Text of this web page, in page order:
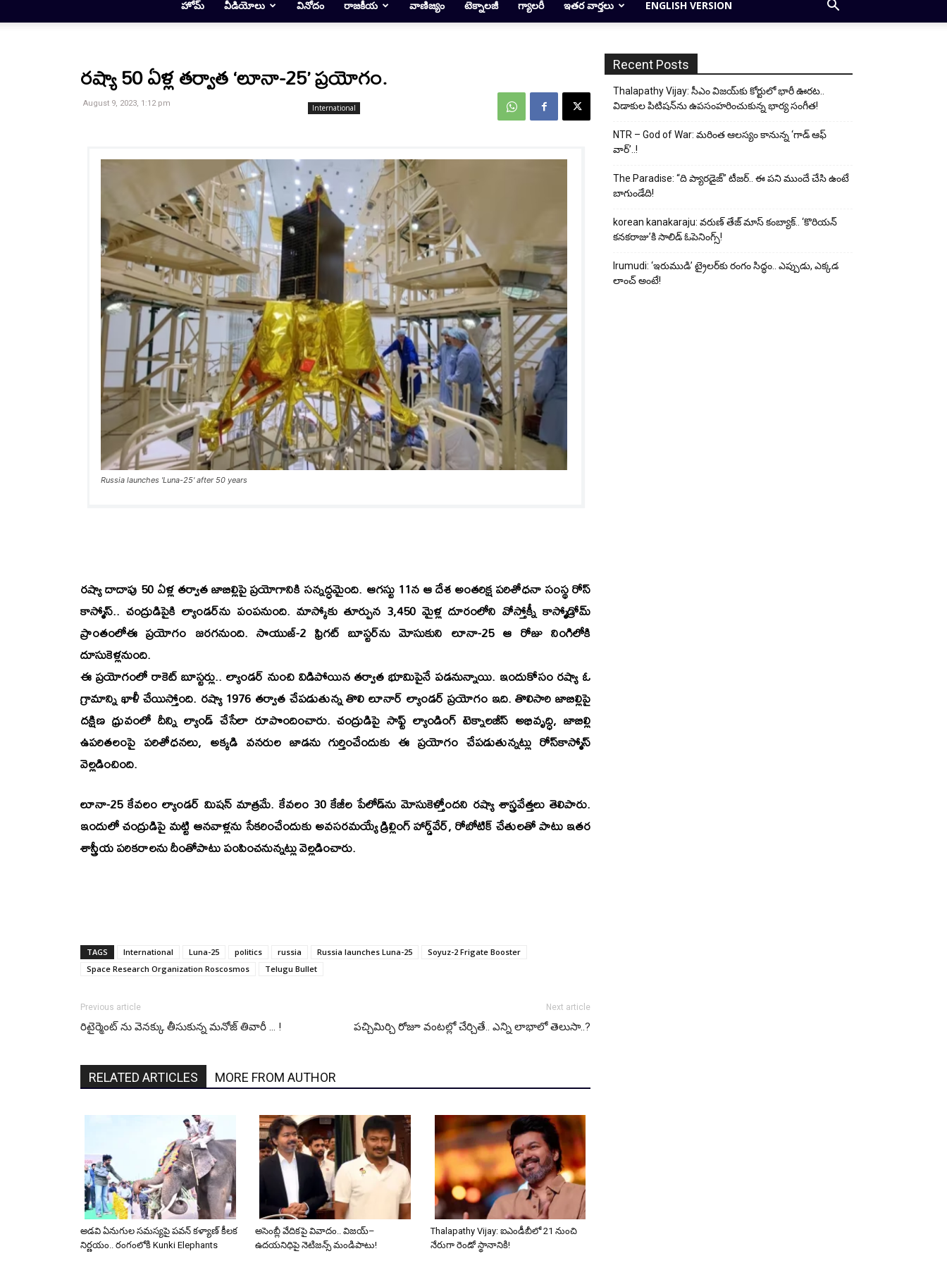
హోమ్ వీడియోలు వినోదం రాజకీయ వాణిజ్యం టెక్నాలజీ గ్యాలరీ ఇతర వార్తలు ENGLISH VERSION
International
రష్యా 50 ఏళ్ల తర్వాత ‘లూనా-25’ ప్రయోగం.
August 9, 2023, 1:12 pm
Russia launches 'Luna-25' after 50 years
రష్యా దాదాపు 50 ఏళ్ల తర్వాత జాబిల్లిపై ప్రయోగానికి సన్నద్ధమైంది. ఆగస్టు 11న ఆ దేశ అంతరిక్ష పరిశోధనా సంస్థ రోస్‌
కాస్మోస్‌.. చంద్రుడిపైకి ల్యాండర్‌ను పంపనుంది. మాస్కోకు తూర్పున 3,450 మైళ్ల దూరంలోని వోస్తోక్నీ కాస్మోడ్రోమ్‌
ప్రాంతంలోఈ ప్రయోగం జరగనుంది. సొయుజ్‌-2 ఫ్రిగట్‌ బూస్టర్‌ను మోసుకుని లూనా-25 ఆ రోజు నింగిలోకి
దూసుకెళ్లనుంది.
ఈ ప్రయోగంలో రాకెట్‌ బూస్టర్లు.. ల్యాండర్‌ నుంచి విడిపోయిన తర్వాత భూమిపైనే పడనున్నాయి. ఇందుకోసం రష్యా ఓ
గ్రామాన్ని ఖాళీ చేయిస్తోంది. రష్యా 1976 తర్వాత చేపడుతున్న తొలి లూనార్‌ ల్యాండర్‌ ప్రయోగం ఇది. తొలిసారి జాబిల్లిపై
దక్షిణ ధ్రువంలో దీన్ని ల్యాండ్‌ చేసేలా రూపొందించారు. చంద్రుడిపై సాఫ్ట్‌ ల్యాండింగ్‌ టెక్నాలజీస్‌ అభివృద్ధి, జాబిల్లి
ఉపరితలంపై పరిశోధనలు, అక్కడి వనరుల జాడను గుర్తించేందుకు ఈ ప్రయోగం చేపడుతున్నట్లు రోస్‌కాస్మోస్‌
వెల్లడించింది.
లూనా-25 కేవలం ల్యాండర్‌ మిషన్‌ మాత్రమే. కేవలం 30 కేజీల పేలోడ్‌ను మోసుకెళ్తోందని రష్యా శాస్త్రవేత్తలు తెలిపారు.
ఇందులో చంద్రుడిపై మట్టి ఆనవాళ్లను సేకరించేందుకు అవసరమయ్యే డ్రిల్లింగ్‌ హార్డ్‌వేర్‌, రోబోటిక్‌ చేతులతో పాటు ఇతర
శాస్త్రీయ పరికరాలను దీంతోపాటు పంపించనున్నట్లు వెల్లడించారు.
TAGS International Luna-25 politics russia Russia launches Luna-25
Soyuz-2 Frigate Booster
Space Research Organization Roscosmos
Telugu Bullet
Previous article
రిటైర్మెంట్ ను వెనక్కు తీసుకున్న మనోజ్ తివారీ … !
Next article
పచ్చిమిర్చి రోజూ వంటల్లో చేర్చితే.. ఎన్ని లాభాలో తెలుసా..?
RELATED ARTICLES MORE FROM AUTHOR
అడవి ఏనుగుల సమస్యపై పవన్ కళ్యాణ్ కీలక
నిర్ణయం.. రంగంలోకి Kunki Elephants
అసెంబ్లీ వేదికపై వివాదం.. విజయ్–
ఉదయనిధిపై నెటిజన్స్ మండిపాటు!
Thalapathy Vijay: ఐఎండీబీలో 21 నుంచి
నేరుగా రెండో స్థానానికి!
Recent Posts
Thalapathy Vijay: సీఎం విజయ్‌కు కోర్టులో భారీ ఊరట..
విడాకుల పిటిషన్‌ను ఉపసంహరించుకున్న భార్య సంగీత!
NTR – God of War: మరింత ఆలస్యం కానున్న ‘గాడ్ ఆఫ్
వార్’..!
The Paradise: “ది ప్యారడైజ్” టీజర్.. ఈ పని ముందే చేసి ఉంటే
బాగుండేది!
korean kanakaraju: వరుణ్ తేజ్ మాస్ కంబ్యాక్.. ‘కొరియన్
కనకరాజు’కి సాలిడ్ ఓపెనింగ్స్!
Irumudi: ‘ఇరుముడి’ ట్రైలర్‌కు రంగం సిద్ధం.. ఎప్పుడు, ఎక్కడ
లాంచ్ అంటే!